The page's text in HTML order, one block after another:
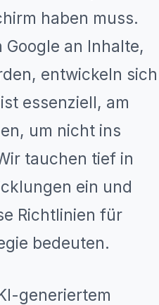
haben muss.
an Inhalte,
entwickeln sich
essenziell, am
um nicht ins
tauchen tief in
ein und
Richtlinien für
bedeuten.
generiertem